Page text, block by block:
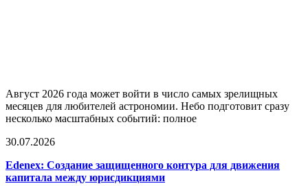
Август 2026 года может войти в число самых зрелищных
месяцев для любителей астрономии. Небо подготовит сразу
несколько масштабных событий: полное
30.07.2026
Edenex: Создание защищенного контура для движения
капитала между юрисдикциями